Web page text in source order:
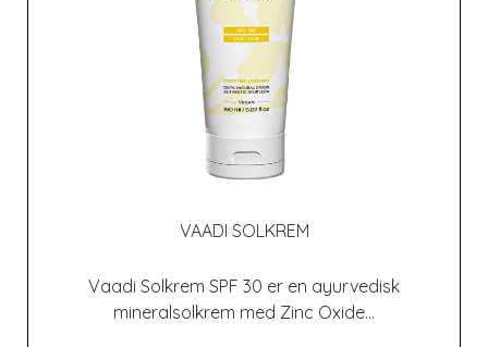
VAADI SOLKREM
Vaadi Solkrem SPF 30 er en ayurvedisk
mineralsolkrem med Zinc Oxide...